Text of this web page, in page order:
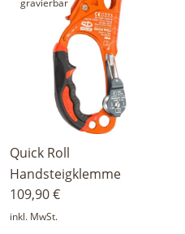
gravierbar
Quick Roll
Handsteigklemme
109,90€
inkl. MwSt.